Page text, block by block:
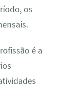
os
é a